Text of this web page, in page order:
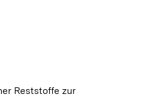
Reststoffe zur